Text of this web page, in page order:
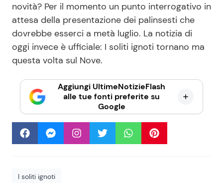
novità? Per il momento un punto interrogativo in
attesa della presentazione dei palinsesti che
dovrebbe esserci a metà luglio. La notizia di
oggi invece è ufficiale: I soliti ignoti tornano ma
questa volta sul Nove.
Aggiungi UltimeNotizieFlash
alle tue fonti preferite su
Google
I soliti ignoti